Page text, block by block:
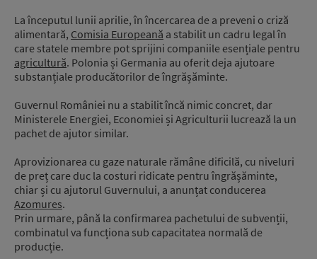
La începutul lunii aprilie, în încercarea de a preveni o criză
alimentară, Comisia Europeană a stabilit un cadru legal în
care statele membre pot sprijini companiile esențiale pentru
agricultură. Polonia și Germania au oferit deja ajutoare
substanțiale producătorilor de îngrășăminte.
Guvernul României nu a stabilit încă nimic concret, dar
Ministerele Energiei, Economiei și Agriculturii lucrează la un
pachet de ajutor similar.
Aprovizionarea cu gaze naturale rămâne dificilă, cu niveluri
de preț care duc la costuri ridicate pentru îngrășăminte,
chiar și cu ajutorul Guvernului, a anunțat conducerea
Azomures.
Prin urmare, până la confirmarea pachetului de subvenții,
combinatul va funcționa sub capacitatea normală de
producție.